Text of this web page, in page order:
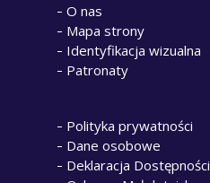
O nas
Mapa strony
Identyfikacja wizualna
Patronaty
Polityka prywatności
Dane osobowe
Deklaracja Dostępności